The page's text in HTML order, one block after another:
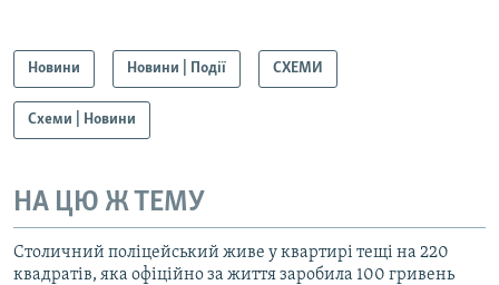
Новини Новини | Події СХЕМИ
Схеми | Новини
НА ЦЮ Ж ТЕМУ
Столичний поліцейський живе у квартирі тещі на 220
квадратів, яка офіційно за життя заробила 100 гривень